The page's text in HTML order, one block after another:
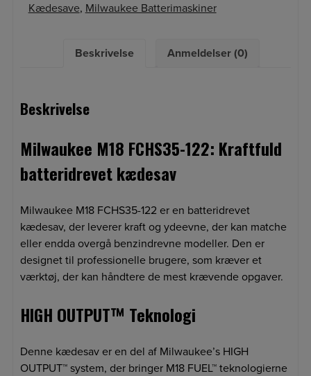
Kædesave, Milwaukee Batterimaskiner
Beskrivelse Anmeldelser (0)
Beskrivelse
Milwaukee M18 FCHS35-122: Kraftfuld
batteridrevet kædesav
Milwaukee M18 FCHS35-122 er en batteridrevet
kædesav, der leverer kraft og ydeevne, der kan matche
eller endda overgå benzindrevne modeller. Den er
designet til professionelle brugere, som kræver et
værktøj, der kan håndtere de mest krævende opgaver.
HIGH OUTPUT™ Teknologi
Denne kædesav er en del af Milwaukee’s HIGH
OUTPUT™ system, der bringer M18 FUEL™ teknologierne